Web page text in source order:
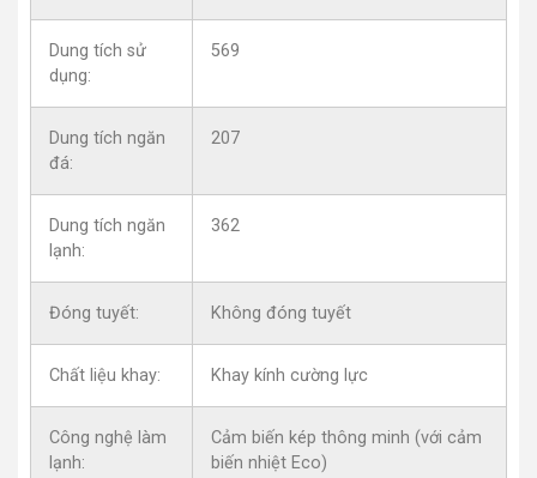
Dung tích sử
dụng:
569
Dung tích ngăn
đá:
207
Dung tích ngăn
lạnh:
362
Đóng tuyết: Không đóng tuyết
Chất liệu khay: Khay kính cường lực
Công nghệ làm
lạnh:
Cảm biến kép thông minh (với cảm
biến nhiệt Eco)